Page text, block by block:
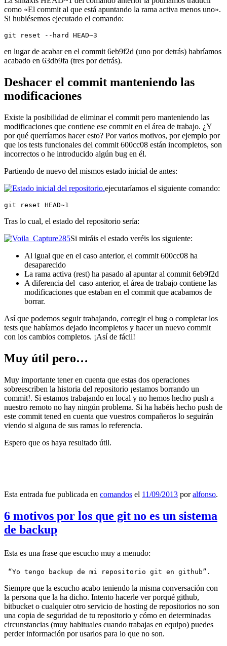
como «El commit al que está apuntando la rama activa menos uno».
Si hubiésemos ejecutado el comando:
git reset --hard HEAD~3
en lugar de acabar en el commit 6eb9f2d (uno por detrás) habríamos
acabado en 63db9fa (tres por detrás).
Deshacer el commit manteniendo las
modificaciones
Existe la posibilidad de eliminar el commit pero manteniendo las
modificaciones que contiene ese commit en el área de trabajo. ¿Y
por qué querríamos hacer esto? Por varios motivos, por ejemplo por
que los tests funcionales del commit 600cc08 están incompletos, son
incorrectos o he introducido algún bug en él.
Partiendo de nuevo del mismos estado inicial de antes:
ejecutaríamos el siguiente comando:
git reset HEAD~1
Tras lo cual, el estado del repositorio sería:
Si miráis el estado veréis los siguiente:
Al igual que en el caso anterior, el commit 600cc08 ha
desaparecido
La rama activa (rest) ha pasado al apuntar al commit 6eb9f2d
A diferencia del caso anterior, el área de trabajo contiene las
modificaciones que estaban en el commit que acabamos de
borrar.
Así que podemos seguir trabajando, corregir el bug o completar los
tests que habíamos dejado incompletos y hacer un nuevo commit
con los cambios completos. ¡Así de fácil!
Muy útil pero…
Muy importante tener en cuenta que estas dos operaciones
sobreescriben la historia del repositorio ¡estamos borrando un
commit!. Si estamos trabajando en local y no hemos hecho push a
nuestro remoto no hay ningún problema. Si ha habéis hecho push de
este commit tened en cuenta que vuestros compañeros lo seguirán
viendo si alguna de sus ramas lo referencia.
Espero que os haya resultado útil.
Esta entrada fue publicada en comandos el 11/09/2013 poralfonso.
6 motivos por los que git no es un sistema
de backup
Esta es una frase que escucho muy a menudo:
“Yo tengo backup de mi repositorio git en github”.
Siempre que la escucho acabo teniendo la misma conversación con
la persona que la ha dicho. Intento hacerle ver porqué github,
bitbucket o cualquier otro servicio de hosting de repositorios no son
una copia de seguridad de tu repositorio y cómo en determinadas
circunstancias (muy habituales cuando trabajas en equipo) puedes
perder información por usarlos para lo que no son.